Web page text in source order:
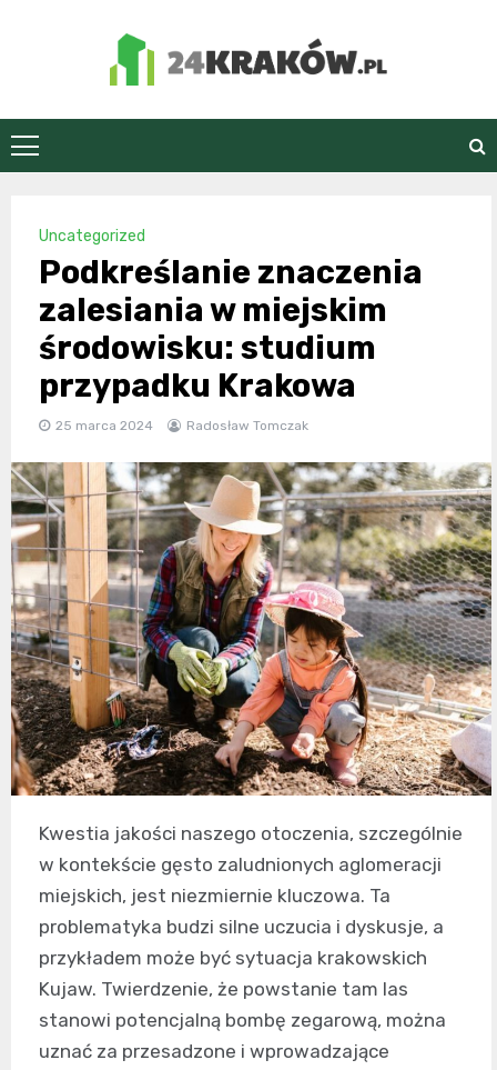
24Kraków.pl
Uncategorized
Podkreślanie znaczenia
zalesiania w miejskim
środowisku: studium
przypadku Krakowa
25 marca 2024 Radosław Tomczak
Kwestia jakości naszego otoczenia, szczególnie
w kontekście gęsto zaludnionych aglomeracji
miejskich, jest niezmiernie kluczowa. Ta
problematyka budzi silne uczucia i dyskusje, a
przykładem może być sytuacja krakowskich
Kujaw. Twierdzenie, że powstanie tam las
stanowi potencjalną bombę zegarową, można
uznać za przesadzone i wprowadzające